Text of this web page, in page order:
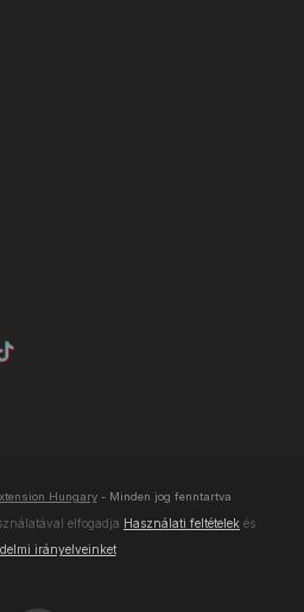
Hungary- Minden jog fenntartva
elfogadja Használati feltételek és
irányelveinket